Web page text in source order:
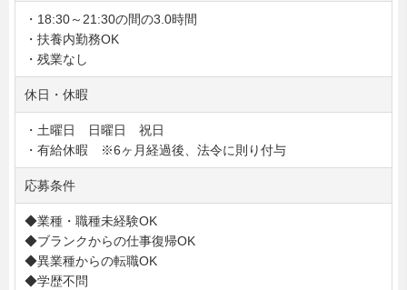
・18:30～21:30の間の3.0時間
・扶養内勤務OK
・残業なし
休日・休暇
・土曜日 日曜日 祝日
・有給休暇 ※6ヶ月経過後、法令に則り付与
応募条件
◆業種・職種未経験OK
◆ブランクからの仕事復帰OK
◆異業種からの転職OK
◆学歴不問